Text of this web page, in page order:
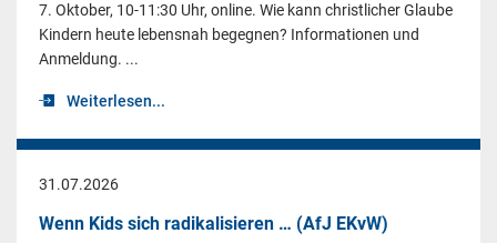
7. Oktober, 10-11:30 Uhr, online. Wie kann christlicher Glaube
Kindern heute lebensnah begegnen? Informationen und
Anmeldung. ...
Weiterlesen...
31.07.2026
Wenn Kids sich radikalisieren … (AfJ EKvW)